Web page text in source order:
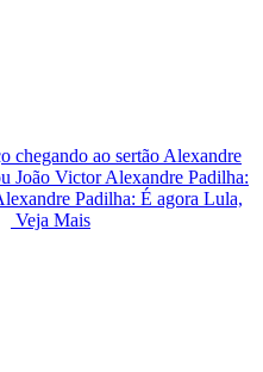
chegando ao sertão Alexandre
João VictorAlexandre Padilha:
Padilha: É agora Lula,
Veja Mais